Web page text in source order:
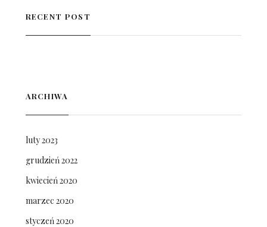
RECENT POST
ARCHIWA
luty 2023
grudzień 2022
kwiecień 2020
marzec 2020
styczeń 2020